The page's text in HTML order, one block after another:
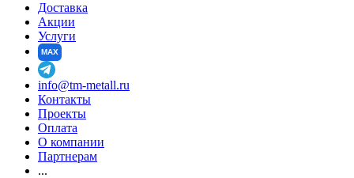
Доставка
Акции
Услуги
MAX
info@tm-metall.ru
Контакты
Проекты
Оплата
О компании
Партнерам
...